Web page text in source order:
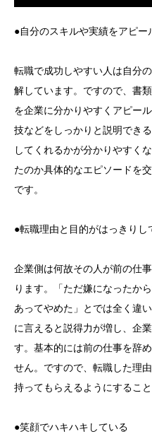
●自分のスキルや実績をアピー
転職で成功しやすい人は自分
解しています。ですので、書
を企業に分かりやすくアピー
技などをしっかりと説明でき
してくれるかが分かりやすく
たのか具体的なエピソードを
です。
●転職理由と目的がはっきりし
企業側は何故その人が前の仕
ります。「ただ嫌になったか
あってやめた」とでは全く違
に言えると説得力が増し、企
す。基本的には前の仕事を辞
せん。ですので、転職した理
持ってもらえるようにすること
●笑顔でハキハキしている